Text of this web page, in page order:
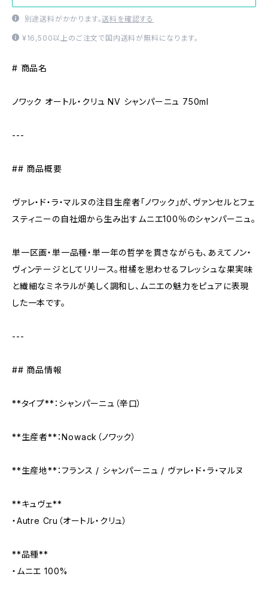
別途送料がかかります。送料を確認する
¥16,500以上のご注文で国内送料が無料になります。
# 商品名
ノワック オートル・クリュ NV シャンパーニュ 750ml
---
## 商品概要
ヴァレ・ド・ラ・マルヌの注目生産者「ノワック」が、ヴァンセルとフェ
スティニーの自社畑から生み出すムニエ100％のシャンパーニュ。
単一区画・単一品種・単一年の哲学を貫きながらも、あえてノン・
ヴィンテージとしてリリース。柑橘を思わせるフレッシュな果実味
と繊細なミネラルが美しく調和し、ムニエの魅力をピュアに表現
した一本です。
---
## 商品情報
**タイプ**：シャンパーニュ（辛口）
**生産者**：Nowack（ノワック）
**生産地**：フランス / シャンパーニュ / ヴァレ・ド・ラ・マルヌ
**キュヴェ**
・Autre Cru（オートル・クリュ）
**品種**
・ムニエ 100%